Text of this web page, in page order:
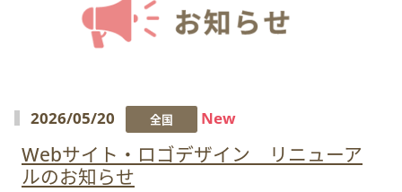
2026/05/20 全国 New
Webサイト・ロゴデザイン リニューア
ルのお知らせ